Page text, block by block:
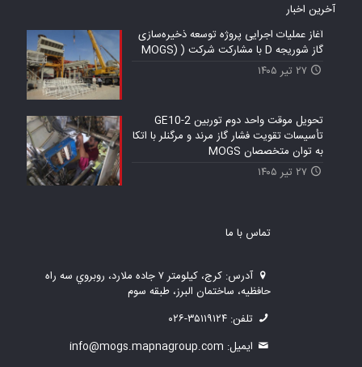
آخرين اخبار
آغاز عملیات اجرایی پروژه توسعه ذخیره‌سازی
گاز شوریجه D با مشارکت شرکت ( (MOGS
۲۷ تیر ۱۴۰۵
تحویل موقت واحد دوم توربین GE10-2
تأسیسات تقویت فشار گاز مرند و مرگنلر با اتکا
به توان متخصصان MOGS
۲۷ تیر ۱۴۰۵
تماس با ما
آدرس: كرج، كيلومتر ۷ جاده ملارد، روبروي سه راه
حافظیه، ساختمان البرز، طبقه سوم
تلفن: ۳۵۱۱۹۱۲۴-۰۲۶
ايميل: info@mogs.mapnagroup.com